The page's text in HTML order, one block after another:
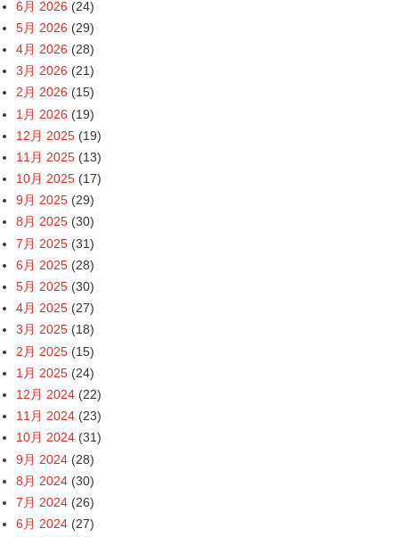
6月 2026 (24)
5月 2026 (29)
4月 2026 (28)
3月 2026 (21)
2月 2026 (15)
1月 2026 (19)
12月 2025 (19)
11月 2025 (13)
10月 2025 (17)
9月 2025 (29)
8月 2025 (30)
7月 2025 (31)
6月 2025 (28)
5月 2025 (30)
4月 2025 (27)
3月 2025 (18)
2月 2025 (15)
1月 2025 (24)
12月 2024 (22)
11月 2024 (23)
10月 2024 (31)
9月 2024 (28)
8月 2024 (30)
7月 2024 (26)
6月 2024 (27)